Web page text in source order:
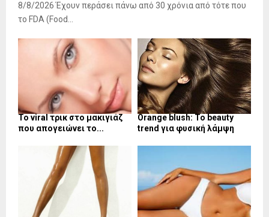
8/8/2026 Έχουν περάσει πάνω από 30 χρόνια από τότε που
το FDA (Food...
Το viral τρικ στο μακιγιάζ
που απογειώνει το...
Orange blush: Το beauty
trend για φυσική λάμψη